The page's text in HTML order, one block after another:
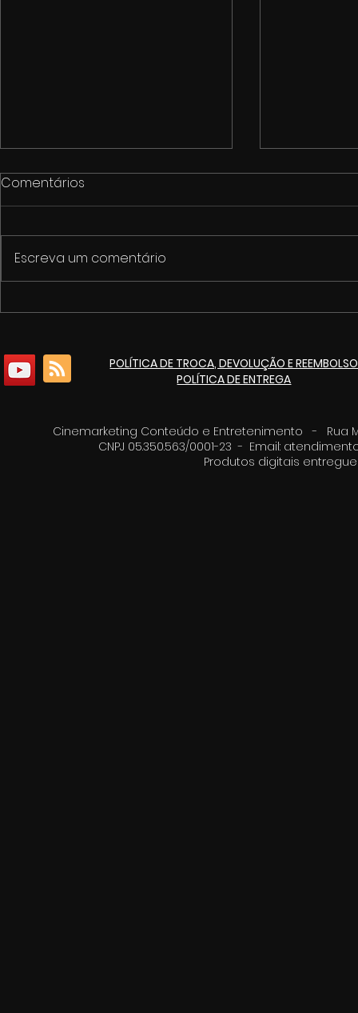
1º Fórum de Cultura e
Itaúna
de 125
Comentários
Escreva um comentário
POLÍTICA DE TROCA, DEVOLUÇÃO E REEMBOLSO
POLÍTICA DE ENTREGA
Cinemarketing Conteúdo e Entretenimento - Rua
CNPJ 05.350.563/0001-23 - Email:
Produtos digitais